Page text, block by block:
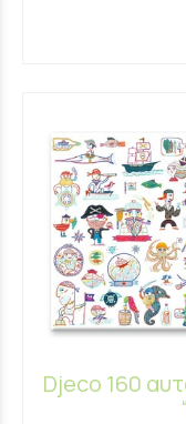
Djeco 160